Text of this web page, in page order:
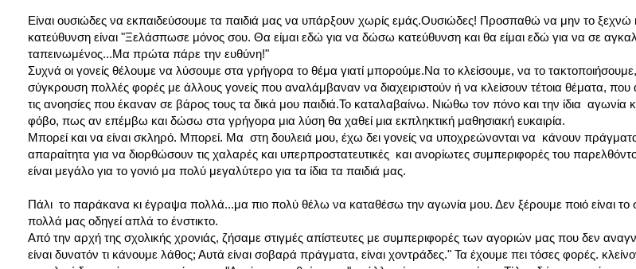
Είναι ουσιώδες να εκπαιδεύσουμε τα παιδιά μας να υπάρξουν χωρίς εμάς.Ουσιώδες! Προσπαθώ να μην το ξεχνώ
κατεύθυνση είναι "Ξελάσπωσε μόνος σου. Θα είμαι εδώ για να δώσω κατεύθυνση και θα είμαι εδώ για να σε
ταπεινωμένος...Μα πρώτα πάρε την ευθύνη!"
Συχνά οι γονείς θέλουμε να λύσουμε στα γρήγορα το θέμα γιατί μπορούμε.Να το κλείσουμε, να το
σύγκρουση πολλές φορές με άλλους γονείς που αναλάμβαναν να διαχειριστούν ή να κλείσουν τέτοια θέματα, που
τις ανοησίες που έκαναν σε βάρος τους τα δικά μου παιδιά.Το καταλαβαίνω. Νιώθω τον πόνο και την ίδια
φόβο, πως αν επέμβω και δώσω στα γρήγορα μια λύση θα χαθεί μια εκπληκτική μαθησιακή ευκαιρία.
Μπορεί και να είναι σκληρό. Μπορεί. Μα στη δουλειά μου, έχω δει γονείς να υποχρεώνονται να κάνουν
απαραίτητα για να διορθώσουν τις χαλαρές και υπερπροστατευτικές και ανορίωτες συμπεριφορές του
είναι μεγάλο για το γονιό μα πολύ μεγαλύτερο για τα ίδια τα παιδιά μας.
Πάλι το παράκανα κι έγραψα πολλά...μα πιο πολύ θέλω να καταθέσω την αγωνία μου. Δεν ξέρουμε ποιό είναι το
πολλά μας οδηγεί απλά το ένστικτο.
Από την αρχή της σχολικής χρονιάς, ζήσαμε στιγμές απίστευτες με συμπεριφορές των αγοριών μας που δεν
είναι δυνατόν τι κάνουμε λάθος; Αυτά είναι σοβαρά πράγματα, είναι χοντράδες." Τα έχουμε πει τόσες φορές.